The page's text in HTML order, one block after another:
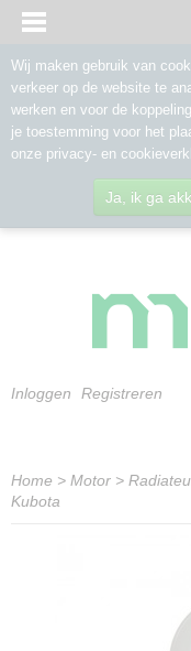
Inloggen Registreren
Home > Motor >
Kubota
Wij maken gebruik van
verkeer op de website te
werken en voor de
je toestemming voor het
onze privacy- en
Ja, ik ga